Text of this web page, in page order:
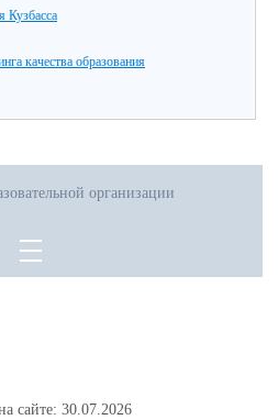
Кузбасса
качества образования
организации
сайте: 30.07.2026